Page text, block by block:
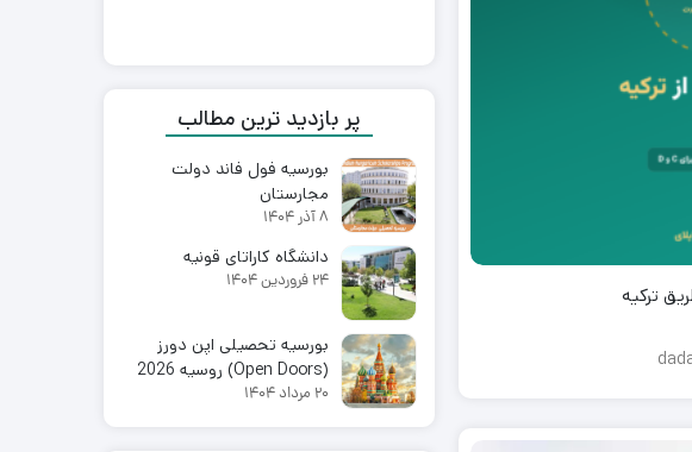
ترکیه
پر بازدید ترین مطالب
بورسیه فول فاند دولت
مجارستان
8 آذر 1404
دانشگاه کاراتای قونیه
24 فروردین 1404
بورسیه تحصیلی اپن دورز
(Open Doors) روسیه 2026
20 مرداد 1404